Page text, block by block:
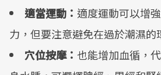
適當運動： 適度運動可以增
力，但要注意避免在過於潮濕的
穴位按摩： 也能增加血循，